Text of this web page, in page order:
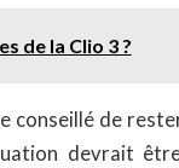
de la Clio 3 ?
conseillé de
devrait